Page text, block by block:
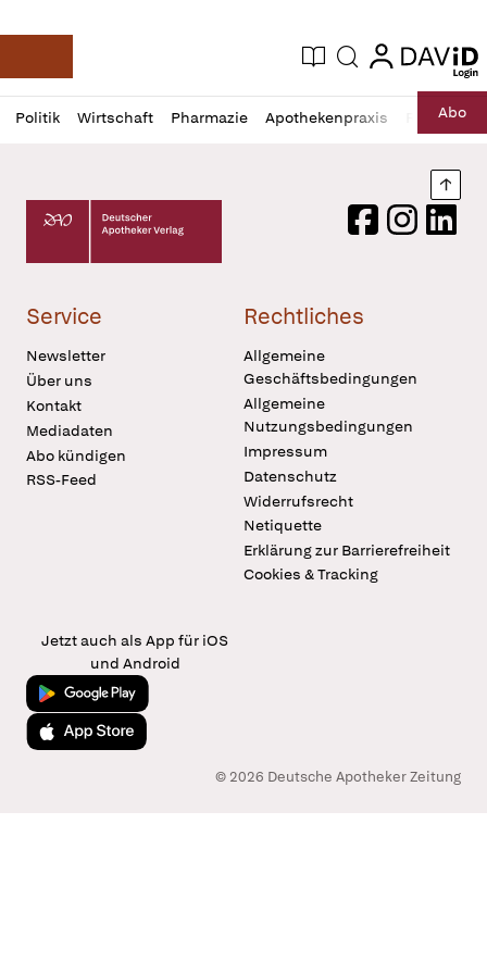
Deutsche Apotheker Zeitung
Aktuelle Ausgabe
Suche login
login
Politik Wirtschaft Pharmazie Apothekenpraxis RechtAbo
Profil
öffnen
Daz
Pur
Deutscher Apotheker Verlag Logo
FacebookInstagram
Service
Newsletter
Über uns
Kontakt
Mediadaten
Abo kündigen
RSS-Feed
Rechtliches
Allgemeine
Geschäftsbedingungen
Allgemeine
Nutzungsbedingungen
Impressum
Datenschutz
Widerrufsrecht
Netiquette
Erklärung zur Barrierefreiheit
Cookies & Tracking
Jetzt auch als App für iOS
und Android
Jetzt bei Google Play
Laden im App Store
© 2026 Deutsche Apotheker Zeitung